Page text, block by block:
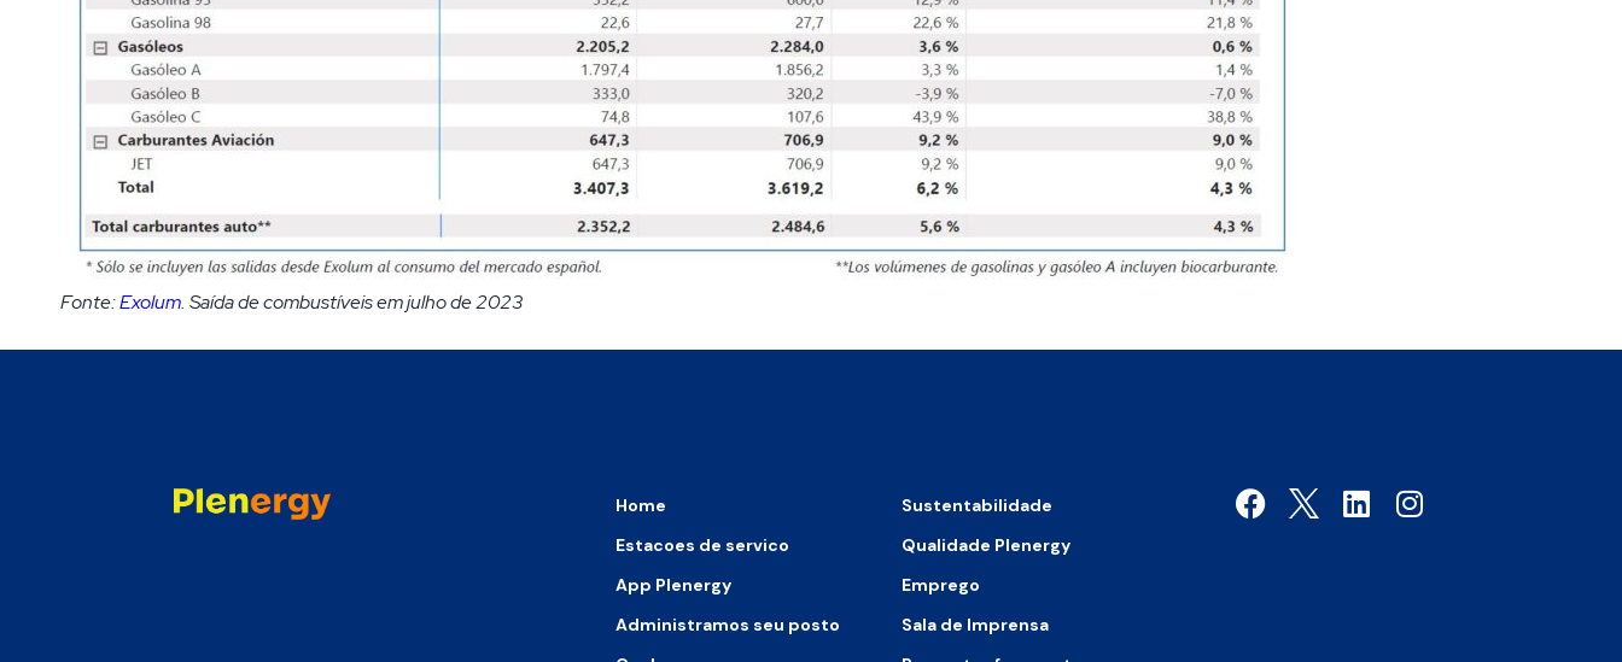
Fonte:Exolum. Saída de combustíveis em julho de 2023
Home
Estacoes de servico
App Plenergy
Administramos seu posto
Sustentabilidade
Qualidade Plenergy
Emprego
Sala de Imprensa